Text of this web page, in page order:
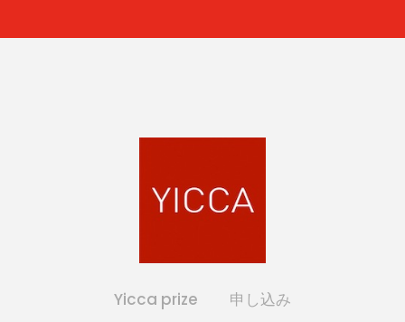
Yicca prize 申し込み